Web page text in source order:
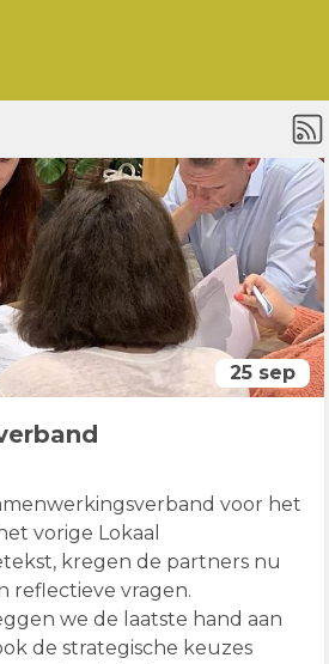
25 sep
voor het
vorige Lokaal
kregen de partners nu
reflectieve vragen.
we de laatste hand aan
de strategische keuzes